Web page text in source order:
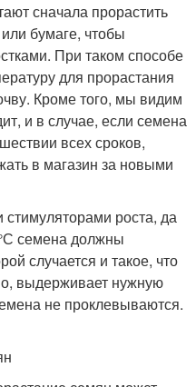
сначала прорастить
бумаге, чтобы
При таком способе
для прорастания
Кроме того, мы видим
и в случае, если семена
всех сроков,
в магазин за новыми
стимуляторами роста, да
семена должны
случается и такое, что
выдерживает нужную
не проклевываются.